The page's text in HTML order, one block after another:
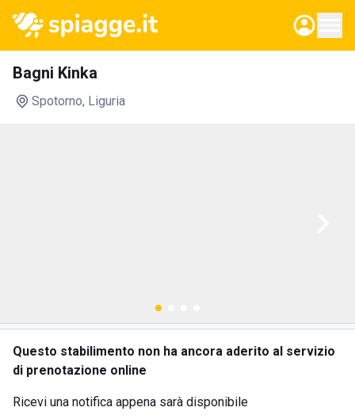
Bagni Kinka
Spotorno, Liguria
Questo stabilimento non ha ancora aderito al servizio
di prenotazione online
Ricevi una notifica appena sarà disponibile